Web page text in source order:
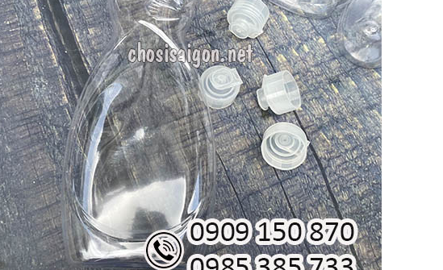
HỘP GIẤY ĐỰNG
TRỨNG CÓ NẮP ĐẬY
12 QUẢ